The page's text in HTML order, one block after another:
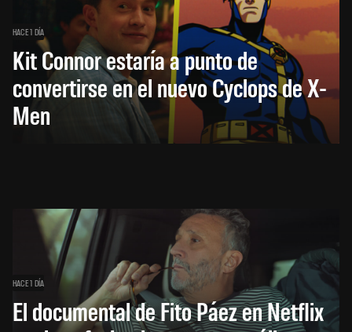
HACE 1 DÍA
Kit Connor estaría a punto de
convertirse en el nuevo Cyclops de X-
Men
HACE 1 DÍA
El documental de Fito Páez en Netflix